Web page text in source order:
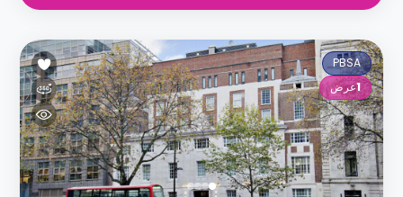
PBSA
1عرض